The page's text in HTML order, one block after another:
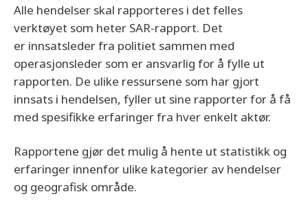
Alle hendelser skal rapporteres i det felles
verktøyet som heter SAR-rapport. Det
er innsatsleder fra politiet sammen med
operasjonsleder som er ansvarlig for å fylle ut
rapporten. De ulike ressursene som har gjort
innsats i hendelsen, fyller ut sine rapporter for å få
med spesifikke erfaringer fra hver enkelt aktør.
Rapportene gjør det mulig å hente ut statistikk og
erfaringer innenfor ulike kategorier av hendelser
og geografisk område.